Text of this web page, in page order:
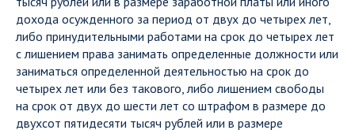
дохода осужденного за период от двух до четырех лет,
либо принудительными работами на срок до четырех лет
с лишением права занимать определенные должности или
заниматься определенной деятельностью на срок до
четырех лет или без такового, либо лишением свободы
на срок от двух до шести лет со штрафом в размере до
двухсот пятидесяти тысяч рублей или в размере